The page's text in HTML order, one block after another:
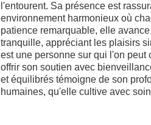
l'entourent. Sa présence est
environnement harmonieux où
patience remarquable, elle
tranquille, appréciant les plaisirs
est une personne sur qui l'on peut
offrir son soutien avec
et équilibrés témoigne de son
humaines, qu'elle cultive avec